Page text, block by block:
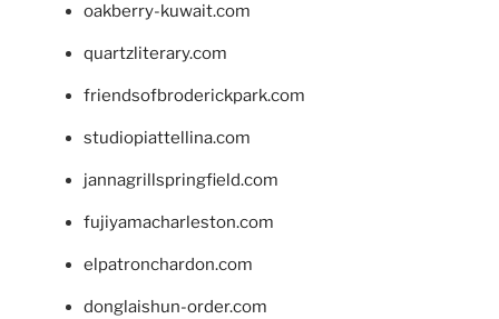
oakberry-kuwait.com
quartzliterary.com
friendsofbroderickpark.com
studiopiattellina.com
jannagrillspringfield.com
fujiyamacharleston.com
elpatronchardon.com
donglaishun-order.com